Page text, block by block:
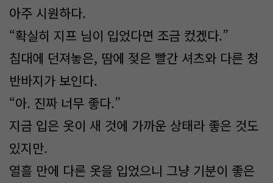
아주 시원하다.
“확실히 지프 님이 입었다면 조금 컸겠다.”
침대에 던져놓은, 땀에 젖은 빨간 셔츠와 다른 청
반바지가 보인다.
“아. 진짜 너무 좋다.”
지금 입은 옷이 새 것에 가까운 상태라 좋은 것도
있지만.
열흘 만에 다른 옷을 입었으니 그냥 기분이 좋은